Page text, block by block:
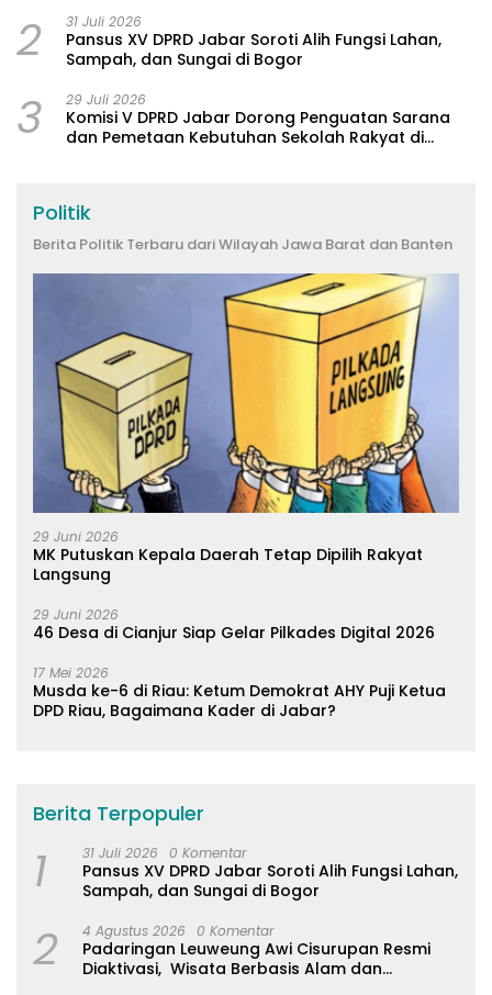
2 31 Juli 2026
Pansus XV DPRD Jabar Soroti Alih Fungsi Lahan,
Sampah, dan Sungai di Bogor
3 29 Juli 2026
Komisi V DPRD Jabar Dorong Penguatan Sarana
dan Pemetaan Kebutuhan Sekolah Rakyat di
Politik
Berita Politik Terbaru dari Wilayah Jawa Barat dan Banten
29 Juni 2026
MK Putuskan Kepala Daerah Tetap Dipilih Rakyat
Langsung
29 Juni 2026
46 Desa di Cianjur Siap Gelar Pilkades Digital 2026
17 Mei 2026
Musda ke-6 di Riau: Ketum Demokrat AHY Puji Ketua
DPD Riau, Bagaimana Kader di Jabar?
Berita Terpopuler
1 31 Juli 2026 0 Komentar
Pansus XV DPRD Jabar Soroti Alih Fungsi Lahan,
Sampah, dan Sungai di Bogor
2 4 Agustus 2026 0 Komentar
Padaringan Leuweung Awi Cisurupan Resmi
Diaktivasi, Wisata Berbasis Alam dan